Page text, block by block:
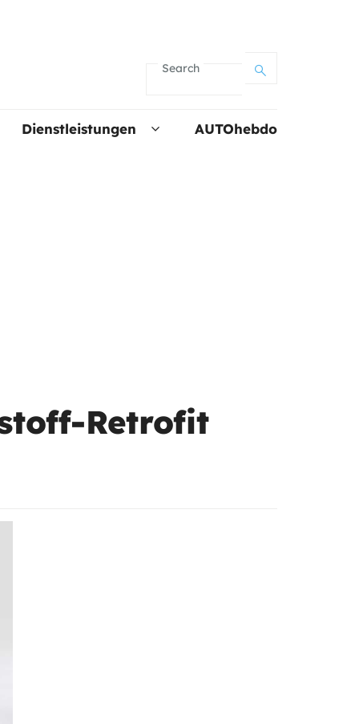
Search
Dienstleistungen AUTOhebdo
Retrofit